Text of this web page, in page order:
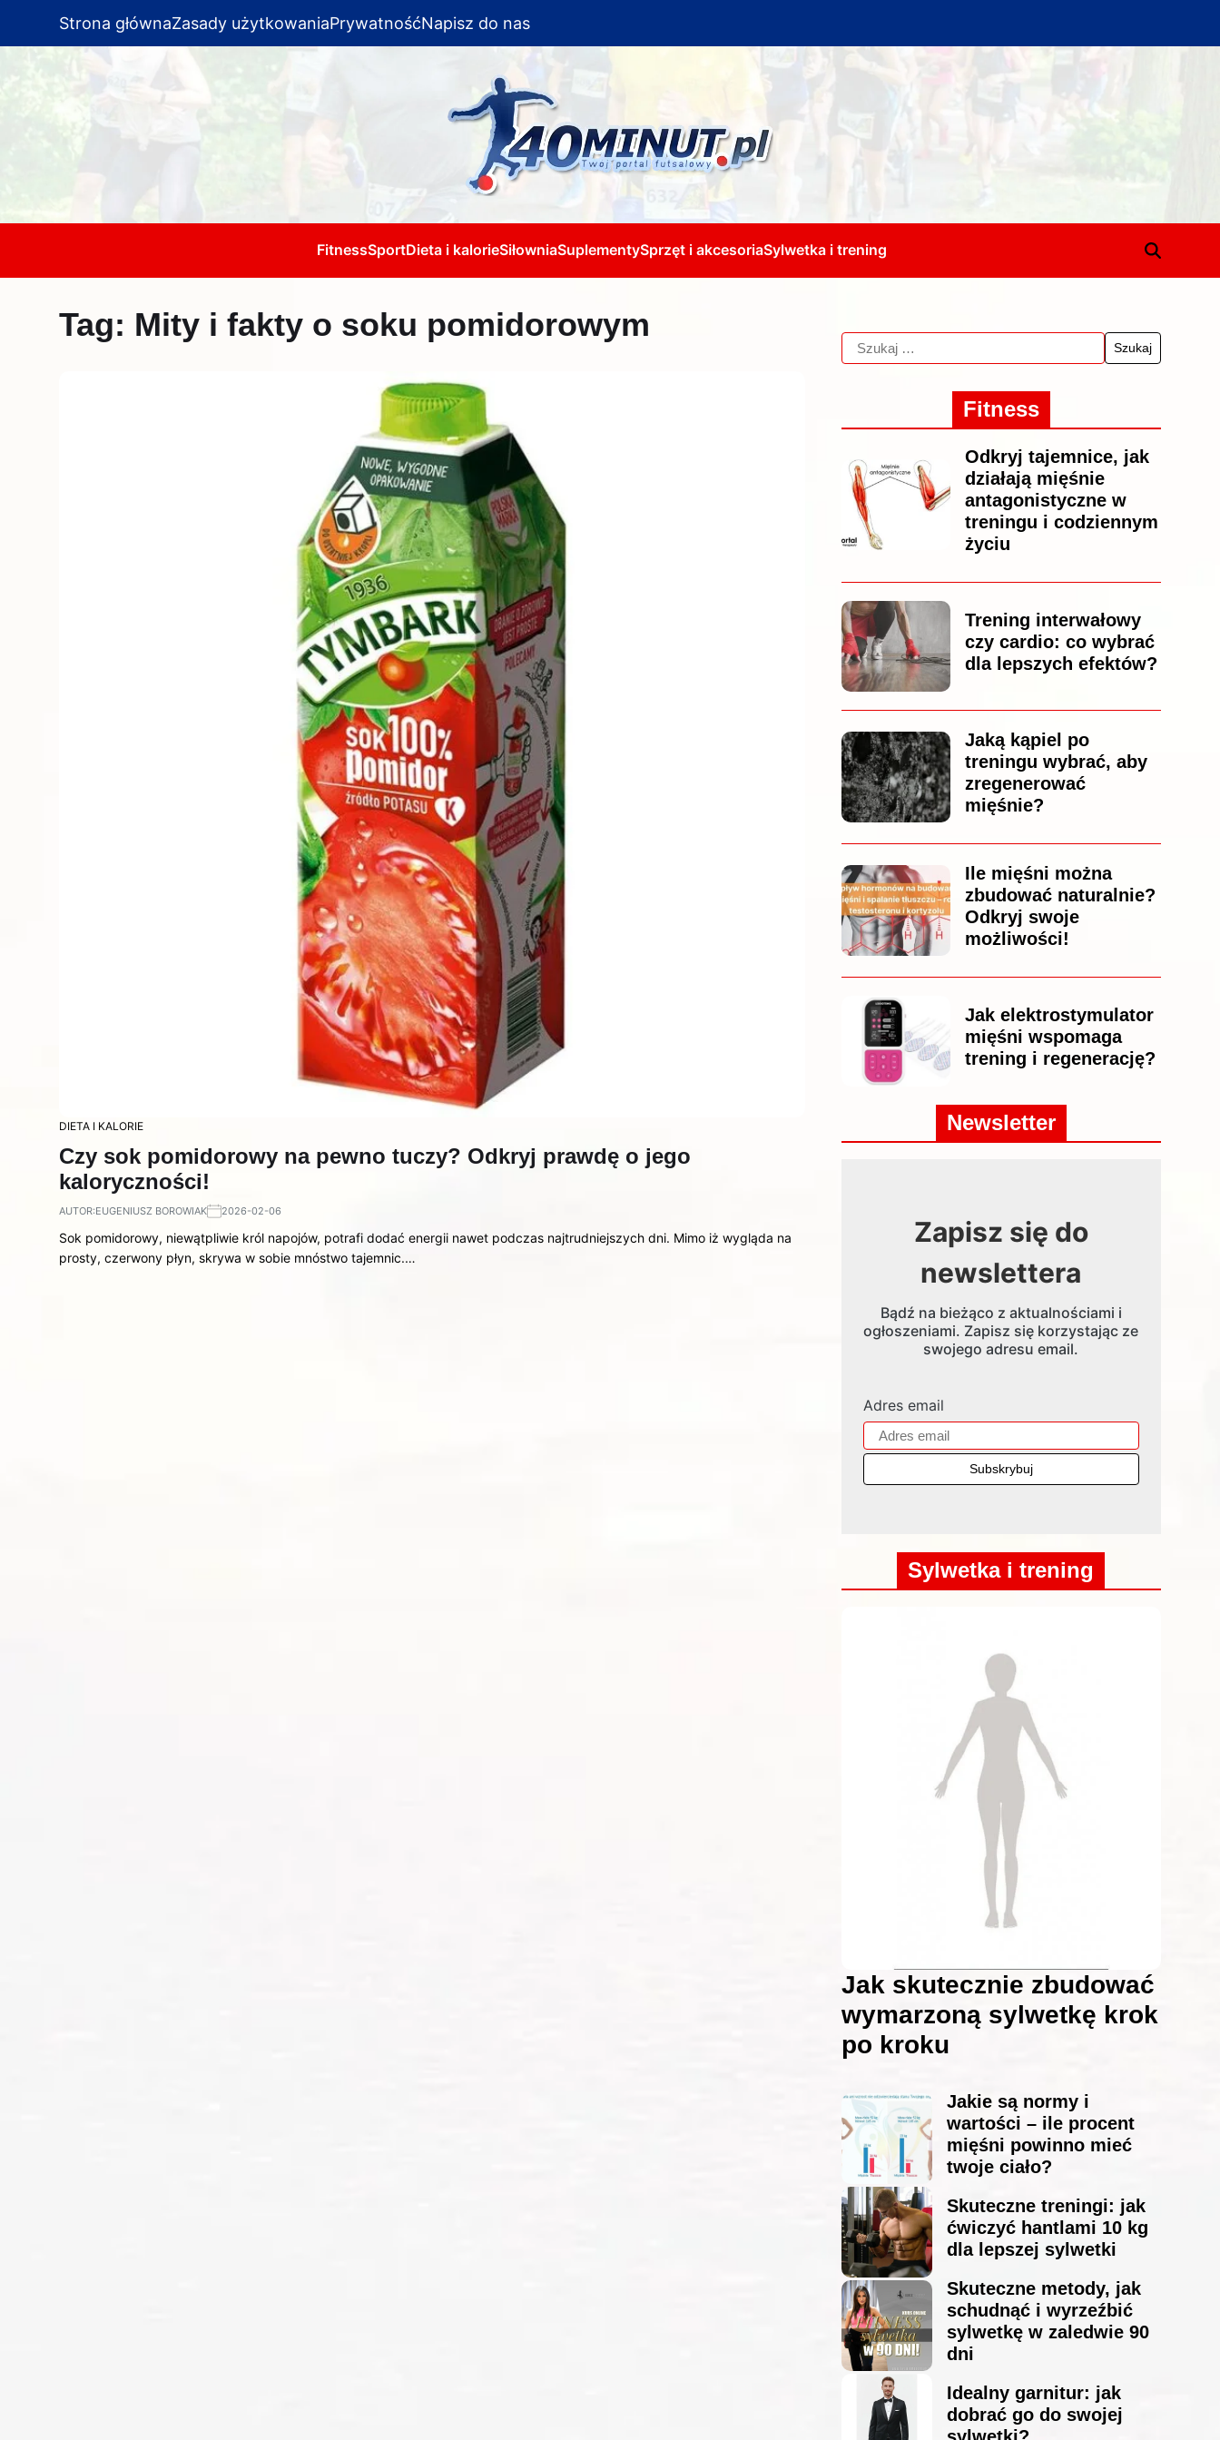
Strona głównaZasady użytkowaniaPrywatnośćNapisz do nas
FitnessSportDieta i kalorieSiłowniaSuplementySprzęt i akcesoriaSylwetka i trening
Tag: Mity i fakty o soku pomidorowym
DIETA I KALORIE
Czy sok pomidorowy na pewno tuczy? Odkryj prawdę o jego
kaloryczności!
AUTOR:EUGENIUSZ BOROWIAK 2026-02-06
Sok pomidorowy, niewątpliwie król napojów, potrafi dodać energii nawet podczas najtrudniejszych dni. Mimo iż wygląda na
prosty, czerwony płyn, skrywa w sobie mnóstwo tajemnic.…
Fitness
Odkryj tajemnice, jak
działają mięśnie
antagonistyczne w
treningu i codziennym
życiu
Trening interwałowy
czy cardio: co wybrać
dla lepszych efektów?
Jaką kąpiel po
treningu wybrać, aby
zregenerować
mięśnie?
Ile mięśni można
zbudować naturalnie?
Odkryj swoje
możliwości!
Jak elektrostymulator
mięśni wspomaga
trening i regenerację?
Newsletter
Zapisz się do
newslettera
Bądź na bieżąco z aktualnościami i
ogłoszeniami. Zapisz się korzystając ze
swojego adresu email.
Adres email
Sylwetka i trening
Jak skutecznie zbudować
wymarzoną sylwetkę krok
po kroku
Jakie są normy i
wartości – ile procent
mięśni powinno mieć
twoje ciało?
Skuteczne treningi: jak
ćwiczyć hantlami 10 kg
dla lepszej sylwetki
Skuteczne metody, jak
schudnąć i wyrzeźbić
sylwetkę w zaledwie 90
dni
Idealny garnitur: jak
dobrać go do swojej